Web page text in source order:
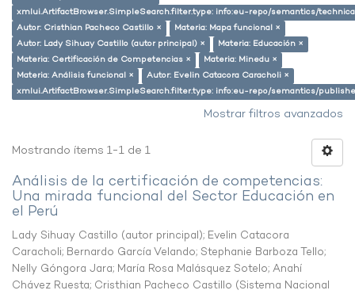
xmlui.ArtifactBrowser.SimpleSearch.filter.type: info:eu-repo/semantics/
Autor: Cristhian Pacheco Castillo ×
Materia: Mapa funcional ×
Autor: Lady Sihuay Castillo (autor principal) ×
Materia: Educación ×
Materia: Certificación de Competencias ×
Materia: Minedu ×
Materia: Análisis funcional ×
Autor: Evelin Catacora Caracholi ×
xmlui.ArtifactBrowser.SimpleSearch.filter.type: info:eu-repo/semantics/
Mostrar filtros avanzados
Mostrando ítems 1-1 de 1
Análisis de la certificación de competencias:
Una mirada funcional del Sector Educación en
el Perú
Lady Sihuay Castillo (autor principal); Evelin Catacora
Caracholi; Bernardo García Velando; Stephanie Barboza Tello;
Nelly Góngora Jara; María Rosa Malásquez Sotelo; Anahí
Chávez Ruesta; Cristhian Pacheco Castillo (Sistema Nacional